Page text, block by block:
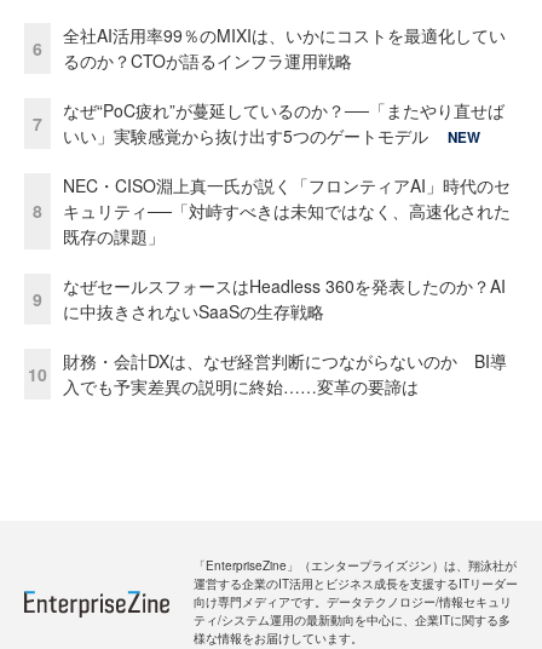
6
全社AI活用率99％のMIXIは、いかにコストを最適化してい
るのか？CTOが語るインフラ運用戦略
7
なぜ“PoC疲れ”が蔓延しているのか？──「またやり直せば
いい」実験感覚から抜け出す5つのゲートモデル
NEW
8
NEC・CISO淵上真一氏が説く「フロンティアAI」時代のセ
キュリティ──「対峙すべきは未知ではなく、高速化された
既存の課題」
9
なぜセールスフォースはHeadless 360を発表したのか？AI
に中抜きされないSaaSの生存戦略
10
財務・会計DXは、なぜ経営判断につながらないのか BI導
入でも予実差異の説明に終始……変革の要諦は
「EnterpriseZine」（エンタープライズジン）は、翔泳社が
運営する企業のIT活用とビジネス成長を支援するITリーダー
向け専門メディアです。データテクノロジー/情報セキュリ
ティ/システム運用の最新動向を中心に、企業ITに関する多
様な情報をお届けしています。